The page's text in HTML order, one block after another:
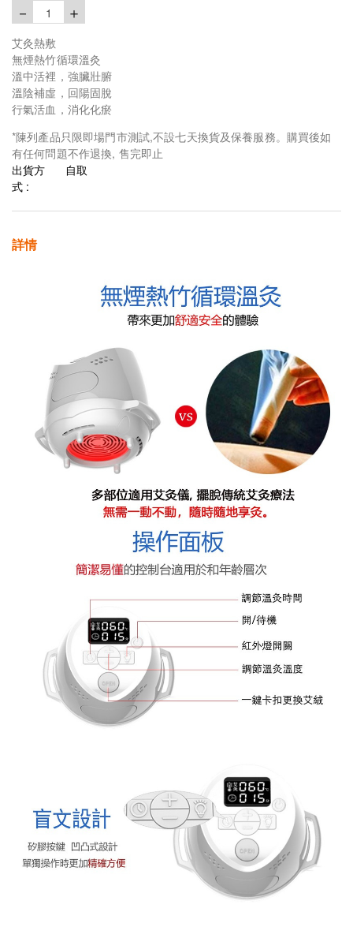
－ 1 ＋
艾灸熱敷
無煙熱竹循環溫灸
溫中活裡，強臟壯腑
溫陰補虛，回陽固脫
行氣活血，消化化瘀
*陳列產品只限即場門市測試,不設七天換貨及保養服務。購買後如
有任何問題不作退換, 售完即止
出貨方
式 :
自取
詳情